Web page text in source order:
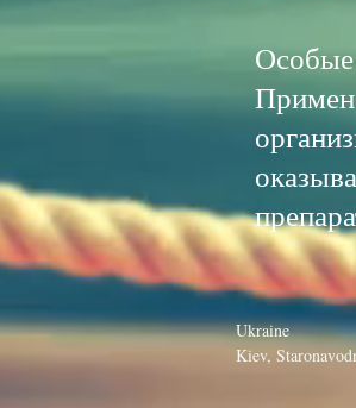
Особые
Ukraine
Kiev,